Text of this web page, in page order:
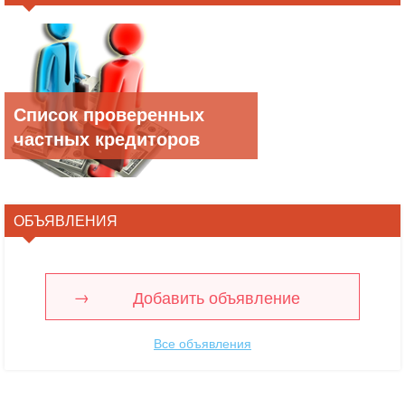
Список проверенных
частных кредиторов
ОБЪЯВЛЕНИЯ
Добавить объявление
Все объявления